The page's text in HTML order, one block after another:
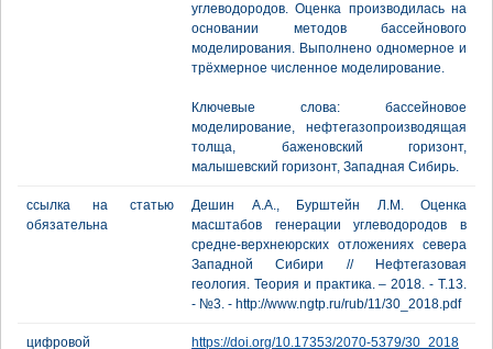
углеводородов. Оценка производилась на
основании методов бассейнового
моделирования. Выполнено одномерное и
трёхмерное численное моделирование.
Ключевые слова: бассейновое
моделирование, нефтегазопроизводящая
толща, баженовский горизонт,
малышевский горизонт, Западная Сибирь.
ссылка на статью
обязательна
Дешин А.А., Бурштейн Л.М. Оценка
масштабов генерации углеводородов в
средне-верхнеюрских отложениях севера
Западной Сибири // Нефтегазовая
геология. Теория и практика. – 2018. - Т.13.
- №3. - http://www.ngtp.ru/rub/11/30_2018.pdf
цифровой
https://doi.org/10.17353/2070-5379/30_2018